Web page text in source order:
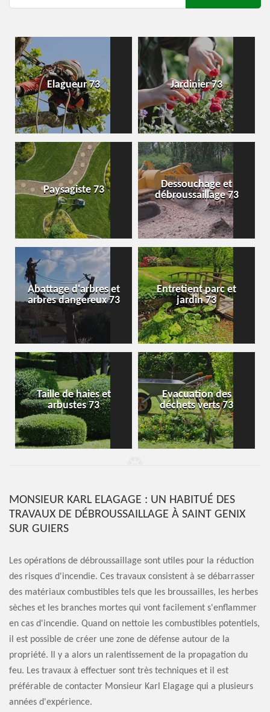
Elagueur 73 Jardinier 73
Paysagiste 73
Dessouchage et
débroussaillage 73
Abattage d'arbres et
arbres dangereux 73
Entretient parc et
jardin 73
Taille de haies et
arbustes 73
Evacuation des
déchets verts 73
MONSIEUR KARL ELAGAGE : UN HABITUÉ DES
TRAVAUX DE DÉBROUSSAILLAGE À SAINT GENIX
SUR GUIERS
Les opérations de débroussaillage sont utiles pour la réduction
des risques d'incendie. Ces travaux consistent à se débarrasser
des matériaux combustibles tels que les broussailles, les herbes
sèches et les branches mortes qui vont facilement s'enflammer
en cas d'incendie. Quand on nettoie les combustibles potentiels,
il est possible de créer une zone de défense autour de la
propriété. Il y a alors un ralentissement de la propagation du
feu. Les travaux à effectuer sont très techniques et il est
préférable de contacter Monsieur Karl Elagage qui a plusieurs
années d'expérience.